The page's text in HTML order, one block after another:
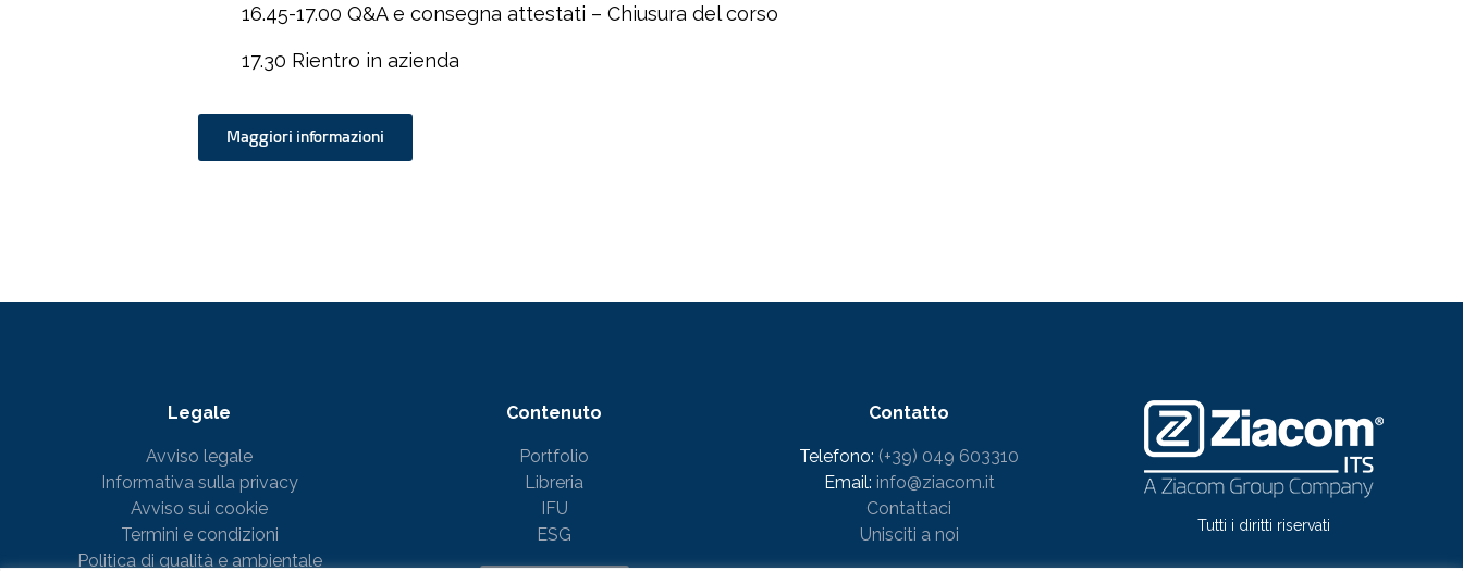
16.45-17.00 Q&A e consegna attestati – Chiusura del corso
17.30 Rientro in azienda
Maggiori informazioni
Legale
Avviso legale
Informativa sulla privacy
Avviso sui cookie
Termini e condizioni
Politica di qualità e ambientale
Contenuto
Portfolio
Libreria
IFU
ESG
Contatto
Telefono: (+39) 049 603310
Email: info@ziacom.it
Contattaci
Unisciti a noi
Tutti i diritti riservati